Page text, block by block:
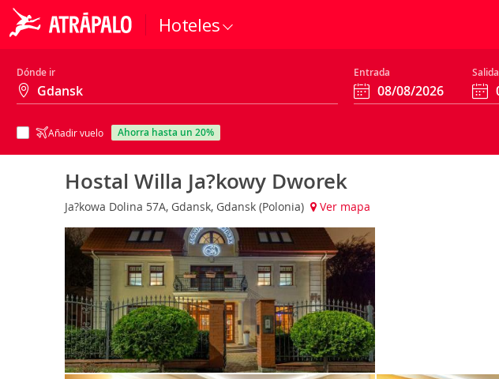
Hoteles
Dónde ir Entrada Salida
Añadir vuelo ahorra hasta un 20%
Hostal Willa Ja?kowy Dworek
Ja?kowa Dolina 57A, Gdansk, Gdansk (Polonia) Ver mapa